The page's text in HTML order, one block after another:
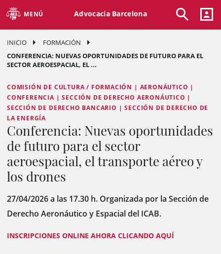
MENÚ Advocacia Barcelona
INICIO
FORMACIÓN
CONFERENCIA: NUEVAS OPORTUNIDADES DE FUTURO PARA EL
SECTOR AEROESPACIAL, EL ...
COMISIÓN DE CULTURA / FORMACIÓN | AERONÁUTICO |
CONFERENCIA | SECCIÓN DE DERECHO AERONÁUTICO |
SECCIÓN DE DERECHO BANCARIO | SECCIÓN DE DERECHO DE
LA ENERGÍA
Conferencia: Nuevas oportunidades
de futuro para el sector
aeroespacial, el transporte aéreo y
los drones
27/04/2026 a las 17.30 h. Organizada por la Sección de
Derecho Aeronáutico y Espacial del ICAB.
INSCRIPCIONES ONLINE AHORA CLICANDO AQUÍ